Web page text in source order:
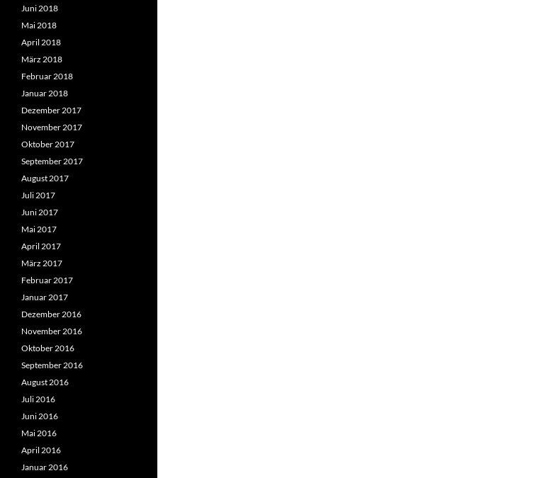
Juni 2018
Mai 2018
April 2018
März 2018
Februar 2018
Januar 2018
Dezember 2017
November 2017
Oktober 2017
September 2017
August 2017
Juli 2017
Juni 2017
Mai 2017
April 2017
März 2017
Februar 2017
Januar 2017
Dezember 2016
November 2016
Oktober 2016
September 2016
August 2016
Juli 2016
Juni 2016
Mai 2016
April 2016
Januar 2016